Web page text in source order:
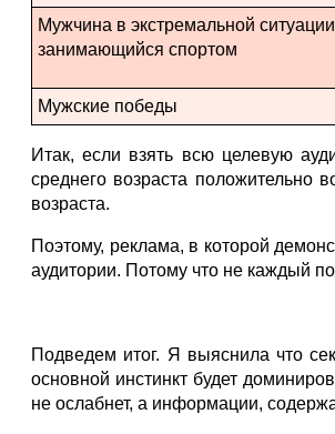
Мужчина в экстремальной
занимающийся спортом
Мужские победы
Итак, если взять всю целевую
среднего возраста положительно
возраста.
Поэтому, реклама, в которой
аудитории. Потому что не каждый
Подведем итог. Я выяснила что
основной инстинкт будет
не ослабнет, а информации,